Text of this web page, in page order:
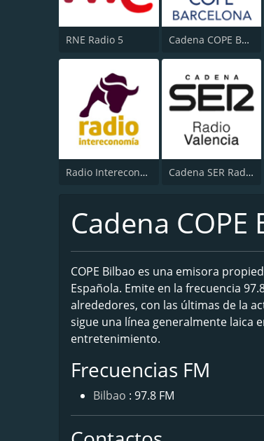
RNE Radio 5 Cadena COPE Barcelona
Radio Intereconomía Cadena SER Radio Valencia
Cadena COPE
COPE Bilbao es una emisora
Española. Emite en la frecuencia
alrededores, con las últimas de la
sigue una línea generalmente laica
entretenimiento.
Frecuencias FM
Bilbao : 97.8 FM